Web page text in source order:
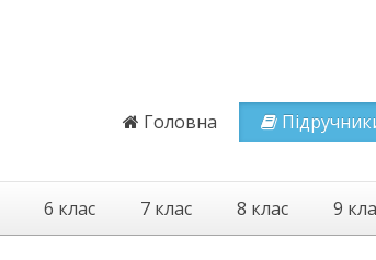
Головна
6 клас 7 клас 8 клас 9